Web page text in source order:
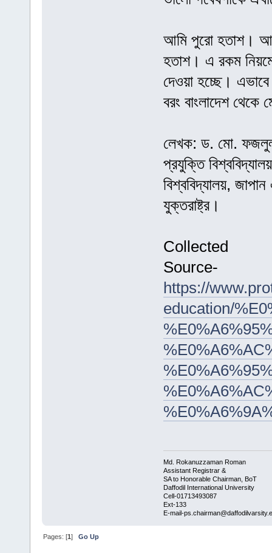
আমি পুরো হতাশ।
হতাশ। এ রকম
দেওয়া হচ্ছে।
বরং বাংলাদেশ থেকে
লেখক: ড. মো. ফজলুল
প্রযুক্তি
বিশ্ববিদ্যালয়,
যুক্তরাষ্ট্র।
Collected
Source-
https://
education/
Md. Rokanuzzaman Roman
Assistant Registrar &
SA to Honorable Chairman, BoT
Daffodil International University
Cell-01713493087
Ext-133
E-mail-
Pages: [1]Go Up